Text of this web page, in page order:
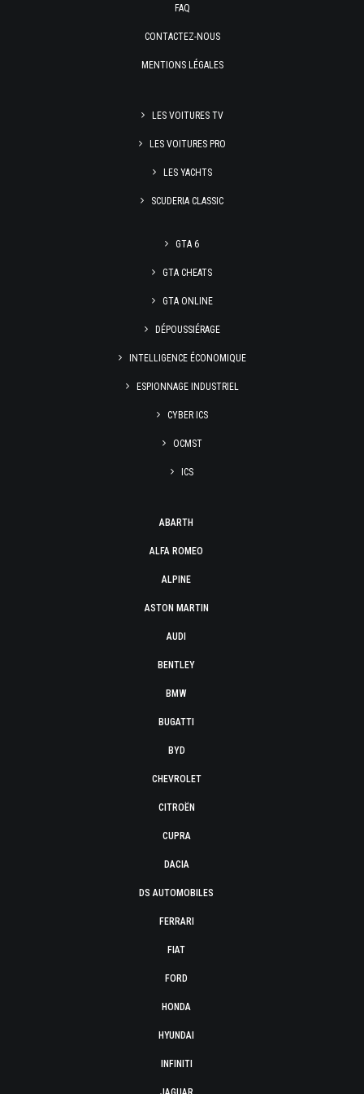
FAQ
CONTACTEZ-NOUS
MENTIONS LÉGALES
LES VOITURES TV
LES VOITURES PRO
LES YACHTS
SCUDERIA CLASSIC
GTA 6
GTA CHEATS
GTA ONLINE
DÉPOUSSIÉRAGE
INTELLIGENCE ÉCONOMIQUE
ESPIONNAGE INDUSTRIEL
CYBER ICS
OCMST
ICS
ABARTH
ALFA ROMEO
ALPINE
ASTON MARTIN
AUDI
BENTLEY
BMW
BUGATTI
BYD
CHEVROLET
CITROËN
CUPRA
DACIA
DS AUTOMOBILES
FERRARI
FIAT
FORD
HONDA
HYUNDAI
INFINITI